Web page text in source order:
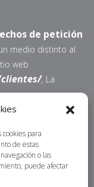
para
de estas
o las
puede afectar
de petición
medio distinto al
web
, La
para
serán acusados de
canales oficiales;
sus
brevedad posible.